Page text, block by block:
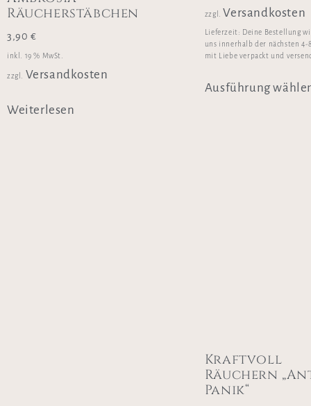
Räucherstäbchen
3,90 €
inkl. 19 % MwSt.
zzgl. Versandkosten
Weiterlesen
zzgl. Versandkosten
Lieferzeit: Deine Bestellung
uns innerhalb der nächsten 4-
mit Liebe verpackt und
Ausführung
Kraftvoll
Räuchern
Panik“